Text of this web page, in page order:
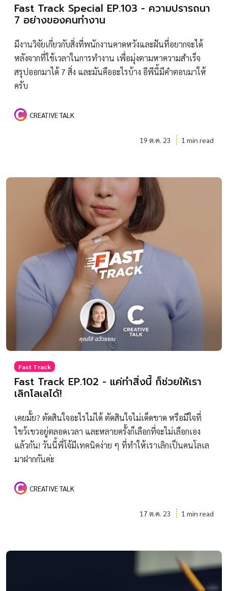
Fast Track Special EP.103 - ความปรารถนา
7 อย่างของคนทำงาน
มีงานวิจัยเกี่ยวกับสิ่งที่พนักงานคาดหวังและฝันที่อยากจะได้
หลังจากที่ใช้เวลาในการทำงาน เพื่อมุ่งตามหาความสำเร็จ
สรุปออกมาได้ 7 สิ่ง และมันคืออะไรบ้าง อีพีนี้มีคำตอบมาให้
ครับ
CREATIVE TALK
19 ต.ค. 23 1 min read
Fast Track
Fast Track EP.102 - แค่ทำสิ่งนี้ ก็ช่วยให้เรา
เลิกโลเลได้!
เคยมั้ย? ตัดสินใจอะไรไม่ได้ ตัดสินใจไม่เด็ดขาด หรือมีใจที่
ไขว้เขวอยู่ตลอดเวลา และหลายครั้งก็เลือกที่จะไม่เลือกเอง
แล้วกัน! วันนี้พี่โจ้มีเทคนิคง่าย ๆ ที่ทำให้เราเลิกเป็นคนโลเล
มาฝากกันค่ะ
CREATIVE TALK
17 ต.ค. 23 1 min read